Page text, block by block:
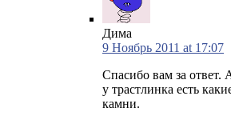
Дима
9 Ноябрь 2011 at 17:07
Спасибо вам за ответ.
у трастлинка есть
камни.